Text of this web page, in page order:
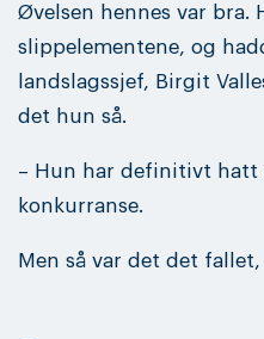
Øvelsen hennes var bra.
slippelementene, og
landslagssjef, Birgit
det hun så.
– Hun har definitivt
konkurranse.
Men så var det det fallet,